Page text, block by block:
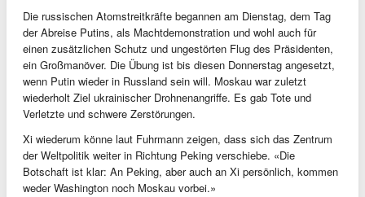
Die russischen Atomstreitkräfte begannen am Dienstag, dem Tag
der Abreise Putins, als Machtdemonstration und wohl auch für
einen zusätzlichen Schutz und ungestörten Flug des Präsidenten,
ein Großmanöver. Die Übung ist bis diesen Donnerstag angesetzt,
wenn Putin wieder in Russland sein will. Moskau war zuletzt
wiederholt Ziel ukrainischer Drohnenangriffe. Es gab Tote und
Verletzte und schwere Zerstörungen.
Xi wiederum könne laut Fuhrmann zeigen, dass sich das Zentrum
der Weltpolitik weiter in Richtung Peking verschiebe. «Die
Botschaft ist klar: An Peking, aber auch an Xi persönlich, kommen
weder Washington noch Moskau vorbei.»